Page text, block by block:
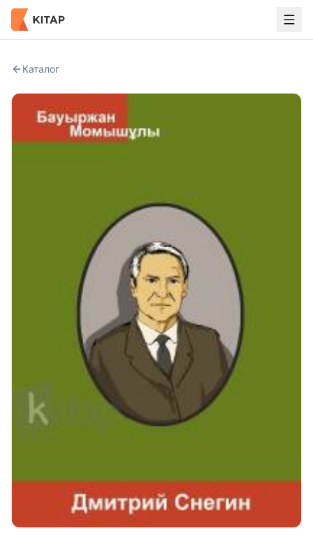
Каталог